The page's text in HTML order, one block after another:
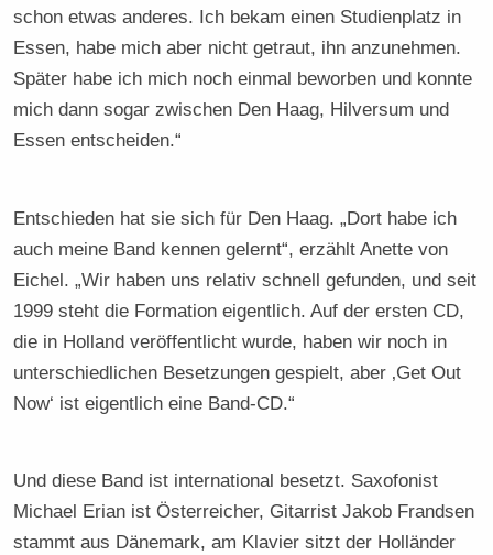
schon etwas anderes. Ich bekam einen Studienplatz in
Essen, habe mich aber nicht getraut, ihn anzunehmen.
Später habe ich mich noch einmal beworben und konnte
mich dann sogar zwischen Den Haag, Hilversum und
Essen entscheiden.“
Entschieden hat sie sich für Den Haag. „Dort habe ich
auch meine Band kennen gelernt“, erzählt Anette von
Eichel. „Wir haben uns relativ schnell gefunden, und seit
1999 steht die Formation eigentlich. Auf der ersten CD,
die in Holland veröffentlicht wurde, haben wir noch in
unterschiedlichen Besetzungen gespielt, aber ‚Get Out
Now‘ ist eigentlich eine Band-CD.“
Und diese Band ist international besetzt. Saxofonist
Michael Erian ist Österreicher, Gitarrist Jakob Frandsen
stammt aus Dänemark, am Klavier sitzt der Holländer